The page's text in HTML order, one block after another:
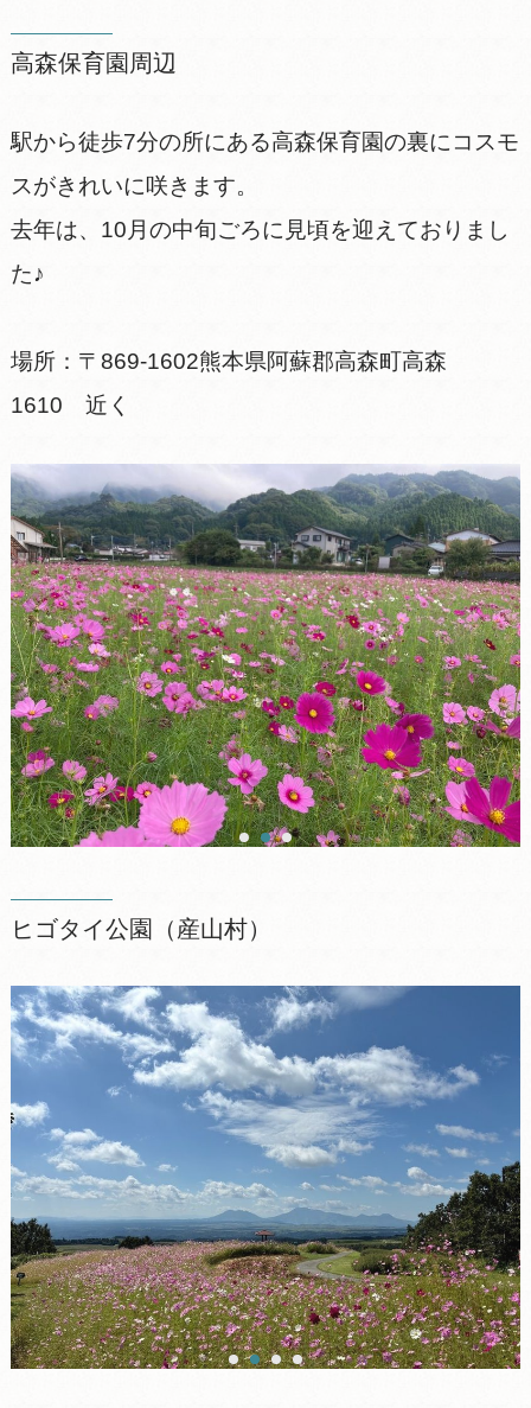
高森保育園周辺
駅から徒歩7分の所にある高森保育園の裏にコスモ
スがきれいに咲きます。
去年は、10月の中旬ごろに見頃を迎えておりまし
た♪
場所：〒869-1602熊本県阿蘇郡高森町高森
1610 近く
ヒゴタイ公園（産山村）